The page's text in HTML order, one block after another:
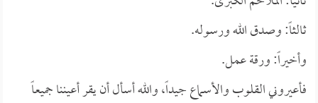
ثالثاً: وصدق الله ورسوله.
وأخيراً: ورقة عمل.
فأعيروني القلوب والأسماع جيداً، والله أسأل أن يقر أعيننا جميعاً